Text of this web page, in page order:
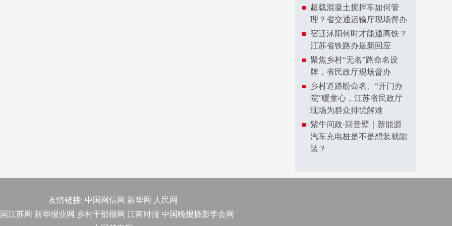
超载混凝土搅拌车如何管
理？省交通运输厅现场督办
宿迁沭阳何时才能通高铁？
江苏省铁路办最新回应
聚焦乡村“无名”路命名设
牌，省民政厅现场督办
乡村道路盼命名、“开门办
院”暖童心，江苏省民政厅
现场为群众排忧解难
紫牛问政·回音壁｜新能源
汽车充电桩是不是想装就能
装？
友情链接: 中国网信网 新华网
人民网
江苏网 新华报业网 乡村干部报网 江南时报 中国晚报摄影学会网